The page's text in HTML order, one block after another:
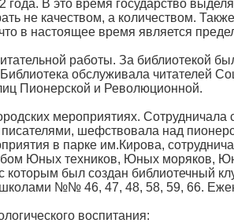
В это время государство
не качеством, а количеством.
в настоящее время является
работы. За
обслуживала читателей
Пионерской и Революционной.
мероприятиях. Сотрудничала
писателями, шефствовала над
в парке им.Кирова,
Юных техников, Юных моряков,
которым был создан библиотечный
школами №№ 46, 47, 48, 58, 59, 66.
воспитания: